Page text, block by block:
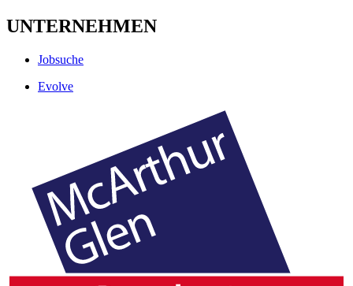
UNTERNEHMEN
Jobsuche
Evolve